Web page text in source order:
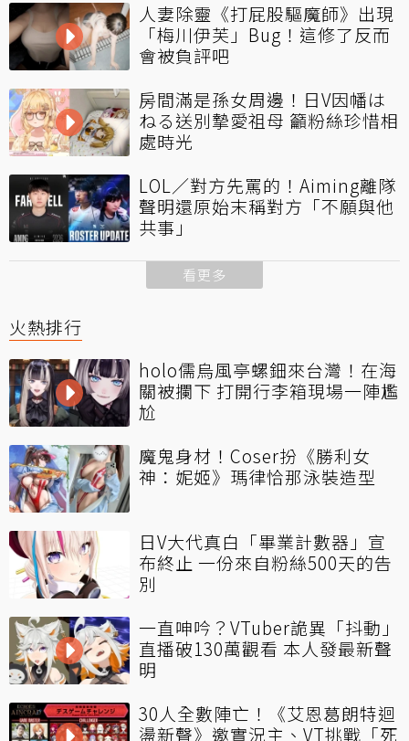
人妻除靈《打屁股驅魔師》出現
「梅川伊芙」Bug！這修了反而
會被負評吧
房間滿是孫女周邊！日V因幡は
ねる送別摯愛祖母 籲粉絲珍惜相
處時光
LOL／對方先罵的！Aiming離隊
聲明還原始末稱對方「不願與他
共事」
看更多
火熱排行
holo儒烏風亭螺鈿來台灣！在海
關被攔下 打開行李箱現場一陣尷
尬
魔鬼身材！Coser扮《勝利女
神：妮姬》瑪律恰那泳裝造型
日V大代真白「畢業計數器」宣
布終止 一份來自粉絲500天的告
別
一直呻吟？VTuber詭異「抖動」
直播破130萬觀看 本人發最新聲
明
30人全數陣亡！《艾恩葛朗特迴
盪新聲》邀實況主、VT挑戰「死